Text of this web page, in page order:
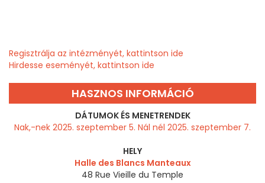
Regisztrálja az intézményét, kattintson ide
Hirdesse eseményét, kattintson ide
HASZNOS INFORMÁCIÓ
DÁTUMOK ÉS MENETRENDEK
Nak,-nek 2025. szeptember 5. Nál nél 2025. szeptember 7.
HELY
Halle des Blancs Manteaux
48 Rue Vieille du Temple